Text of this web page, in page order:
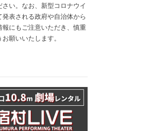
い。なお、新型コロナウイ
表される政府や自治体から
にもご注意いただき、慎重
願いいたします。